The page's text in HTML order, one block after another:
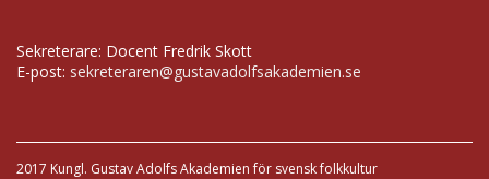
Sekreterare: Docent Fredrik Skott
E-post: sekreteraren@gustavadolfsakademien.se
2017 Kungl. Gustav Adolfs Akademien för svensk folkkultur